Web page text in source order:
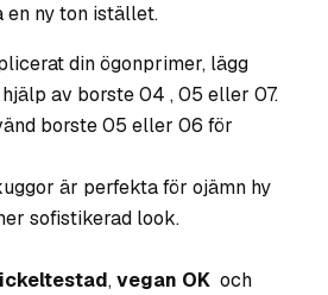
en ny ton istället.
din ögonprimer, lägg
av borste 04 , 05 eller 07.
borste 05 eller 06 för
är perfekta för ojämn hy
sofistikerad look.
,vegan OK och